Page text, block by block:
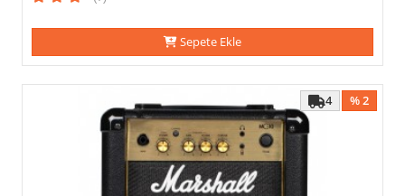
Sepete Ekle
% 2
4